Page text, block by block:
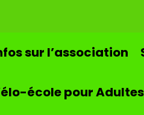
sur l’association
école pour